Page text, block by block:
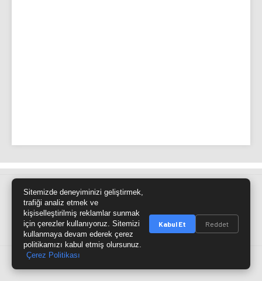
Site Haritası RSS Kaynağı
@cumra_postasi
Sitemizde deneyiminizi geliştirmek,
trafiği analiz etmek ve
kişiselleştirilmiş reklamlar sunmak
için çerezler kullanıyoruz. Sitemizi
kullanmaya devam ederek çerez
politikamızı kabul etmiş olursunuz.
Çerez Politikası
Kabul Et Reddet